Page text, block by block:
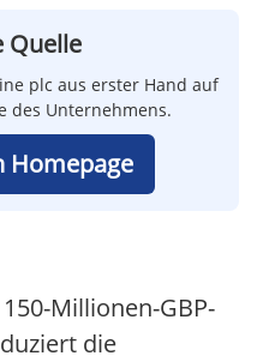
Quelle
plc aus erster Hand auf
des Unternehmens.
Homepage
Millionen-GBP-
die